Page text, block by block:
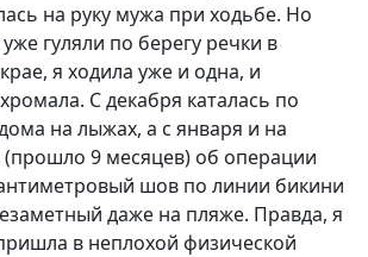
на руку мужа при ходьбе. Но
гуляли по берегу речки в
я ходила уже и одна, и
С декабря каталась по
на лыжах, а с января и на
(прошло 9 месяцев) об операции
шов по линии бикини
даже на пляже. Правда, я
в неплохой физической